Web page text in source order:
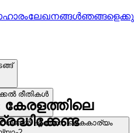
ലേഖനങ്ങൾ
രീതികൾ
എങ്ങനെ കൈകാര്യം
കേരളത്തിലെ